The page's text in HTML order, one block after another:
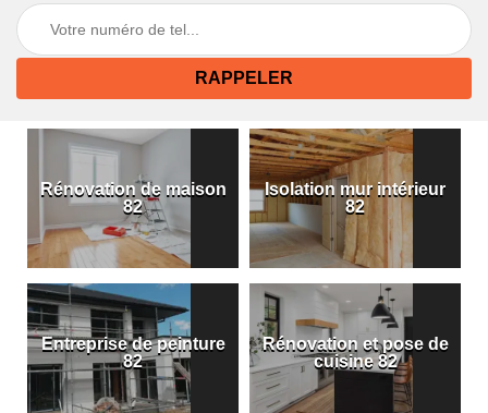
Rénovation de maison
82
Isolation mur intérieur
82
Entreprise de peinture
82
Rénovation et pose de
cuisine 82